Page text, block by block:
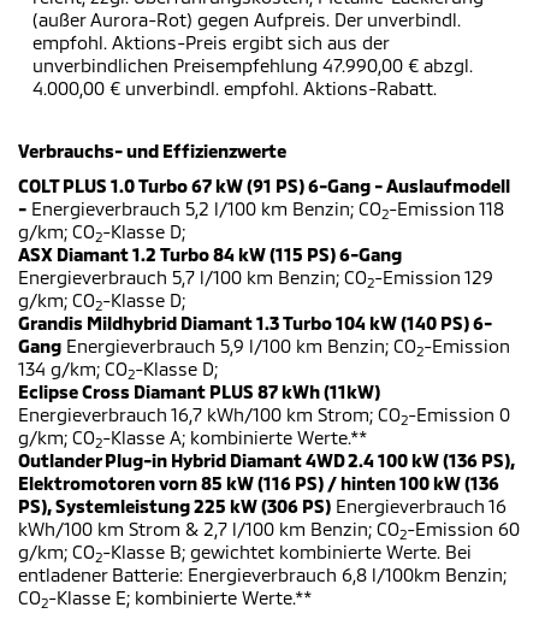
(außer Aurora-Rot) gegen Aufpreis. Der unverbindl.
empfohl. Aktions-Preis ergibt sich aus der
unverbindlichen Preisempfehlung 47.990,00 € abzgl.
4.000,00 € unverbindl. empfohl. Aktions-Rabatt.
Verbrauchs- und Effizienzwerte
COLT PLUS 1.0 Turbo 67 kW (91 PS) 6-Gang - Auslaufmodell
- Energieverbrauch 5,2 l/100 km Benzin; CO2-Emission 118
g/km; CO2-Klasse D;
ASX Diamant 1.2 Turbo 84 kW (115 PS) 6-Gang
Energieverbrauch 5,7 l/100 km Benzin; CO2-Emission 129
g/km; CO2-Klasse D;
Grandis Mildhybrid Diamant 1.3 Turbo 104 kW (140 PS) 6-
Gang Energieverbrauch 5,9 l/100 km Benzin; CO2-Emission
134 g/km; CO2-Klasse D;
Eclipse Cross Diamant PLUS 87 kWh (11kW)
Energieverbrauch 16,7 kWh/100 km Strom; CO2-Emission 0
g/km; CO2-Klasse A; kombinierte Werte.**
Outlander Plug-in Hybrid Diamant 4WD 2.4 100 kW (136 PS),
Elektromotoren vorn 85 kW (116 PS) / hinten 100 kW (136
PS), Systemleistung 225 kW (306 PS) Energieverbrauch 16
kWh/100 km Strom & 2,7 l/100 km Benzin; CO2-Emission 60
g/km; CO2-Klasse B; gewichtet kombinierte Werte. Bei
entladener Batterie: Energieverbrauch 6,8 l/100km Benzin;
CO2-Klasse E; kombinierte Werte.**